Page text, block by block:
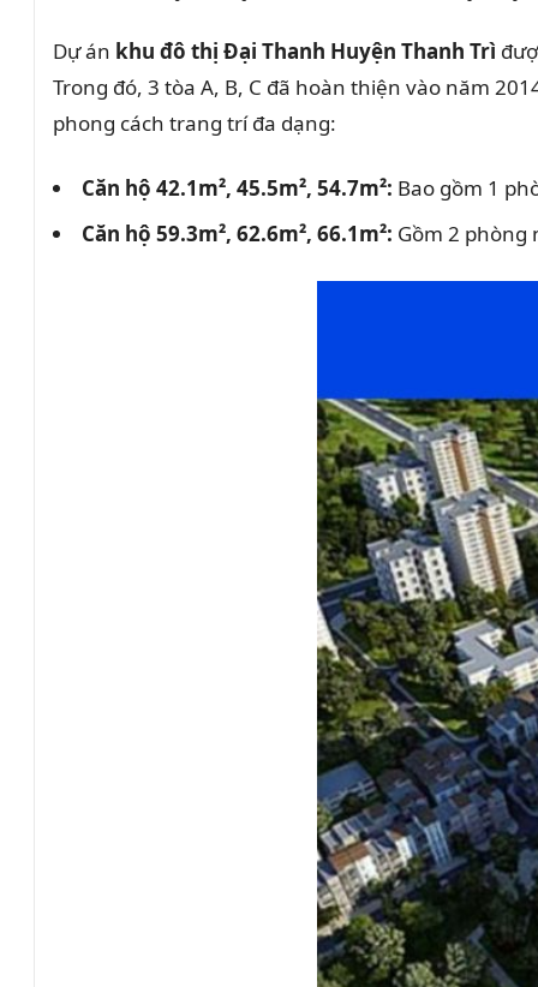
Dự án khu đô thị Đại Thanh Huyện Thanh Trì
Trong đó, 3 tòa A, B, C đã hoàn thiện vào năm
phong cách trang trí đa dạng:
Căn hộ 42.1m², 45.5m², 54.7m²: Bao gồm 1
Căn hộ 59.3m², 62.6m², 66.1m²: Gồm 2 phòng